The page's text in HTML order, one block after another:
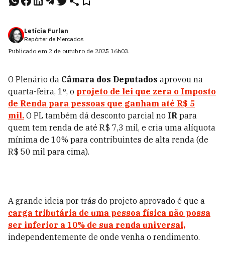
Letícia Furlan
Repórter de Mercados
Publicado em 2 de outubro de 2025 16h03.
O Plenário da Câmara dos Deputados aprovou na
quarta-feira, 1º, o projeto de lei que zera o Imposto
de Renda para pessoas que ganham até R$ 5
mil. O PL também dá desconto parcial no IR para
quem tem renda de até R$ 7,3 mil, e cria uma alíquota
mínima de 10% para contribuintes de alta renda (de
R$ 50 mil para cima).
A grande ideia por trás do projeto aprovado é que a
carga tributária de uma pessoa física não possa
ser inferior a 10% de sua renda universal,
independentemente de onde venha o rendimento.